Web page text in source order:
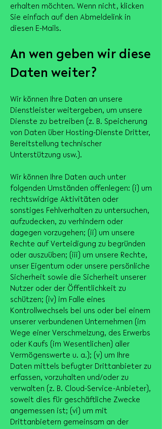
erhalten möchten. Wenn nicht, klicken
Sie einfach auf den Abmeldelink in
diesen E-Mails.
An wen geben wir diese
Daten weiter?
Wir können Ihre Daten an unsere
Dienstleister weitergeben, um unsere
Dienste zu betreiben (z. B. Speicherung
von Daten über Hosting-Dienste Dritter,
Bereitstellung technischer
Unterstützung usw.).
Wir können Ihre Daten auch unter
folgenden Umständen offenlegen: (i) um
rechtswidrige Aktivitäten oder
sonstiges Fehlverhalten zu untersuchen,
aufzudecken, zu verhindern oder
dagegen vorzugehen; (ii) um unsere
Rechte auf Verteidigung zu begründen
oder auszuüben; (iii) um unsere Rechte,
unser Eigentum oder unsere persönliche
Sicherheit sowie die Sicherheit unserer
Nutzer oder der Öffentlichkeit zu
schützen; (iv) im Falle eines
Kontrollwechsels bei uns oder bei einem
unserer verbundenen Unternehmen (im
Wege einer Verschmelzung, des Erwerbs
oder Kaufs (im Wesentlichen) aller
Vermögenswerte u. a.); (v) um Ihre
Daten mittels befugter Drittanbieter zu
erfassen, vorzuhalten und/oder zu
verwalten (z. B. Cloud-Service-Anbieter),
soweit dies für geschäftliche Zwecke
angemessen ist; (vi) um mit
Drittanbietern gemeinsam an der